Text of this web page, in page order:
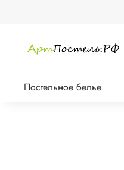
Постельное белье